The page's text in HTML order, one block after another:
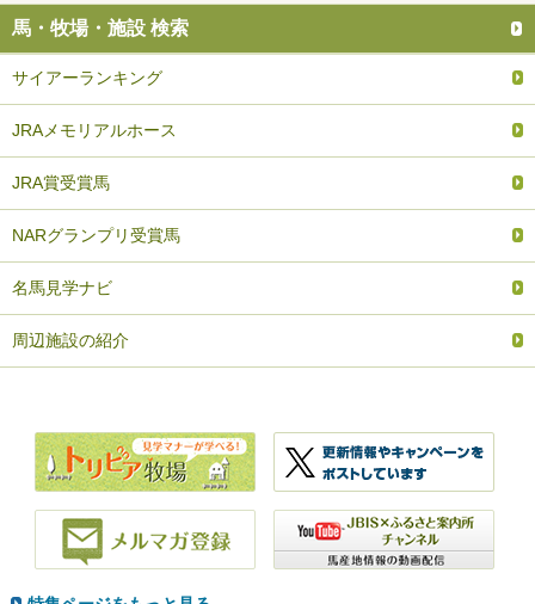
馬・牧場・施設 検索
サイアーランキング
JRAメモリアルホース
JRA賞受賞馬
NARグランプリ受賞馬
名馬見学ナビ
周辺施設の紹介